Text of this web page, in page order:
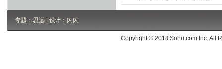
专题：思远 | 设计：闪闪
Copyright © 2018 Sohu.com Inc. All